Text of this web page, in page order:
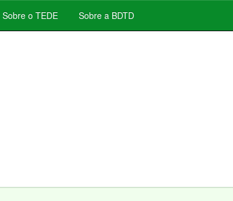
Sobre o TEDE Sobre a BDTD